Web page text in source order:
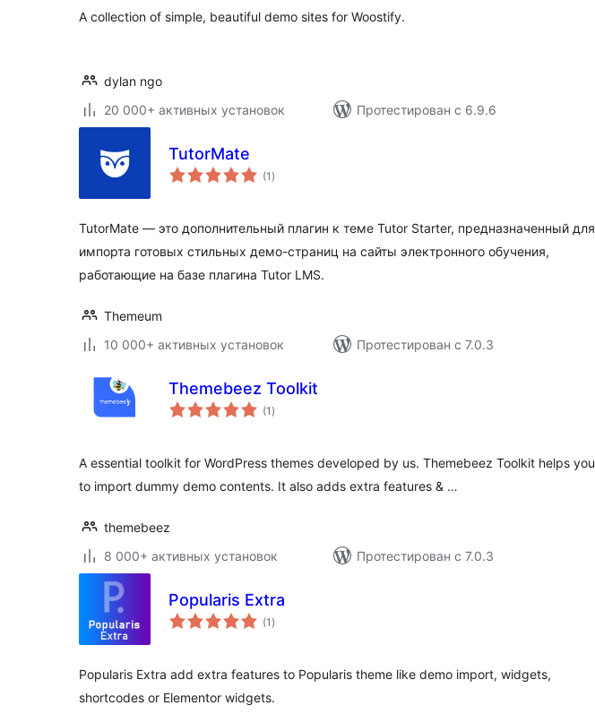
A collection of simple, beautiful demo sites for Woostify.
dylan ngo
20 000+ активных установок
Протестирован с 6.9.6
TutorMate
(1 общий
рейтинг
)
TutorMate — это дополнительный плагин к теме Tutor Starter, предназначенный для
импорта готовых стильных демо-страниц на сайты электронного обучения,
работающие на базе плагина Tutor LMS.
Themeum
10 000+ активных установок
Протестирован с 7.0.3
Themebeez Toolkit
(1 общий
рейтинг
)
A essential toolkit for WordPress themes developed by us. Themebeez Toolkit helps you
to import dummy demo contents. It also adds extra features & …
themebeez
8 000+ активных установок
Протестирован с 7.0.3
Popularis Extra
(1 общий
рейтинг
)
Popularis Extra add extra features to Popularis theme like demo import, widgets,
shortcodes or Elementor widgets.